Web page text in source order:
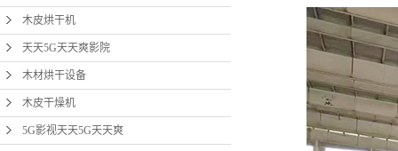
木皮烘干机
天天5G天天爽影院
木材烘干设备
木皮干燥机
5G影视天天5G天天爽